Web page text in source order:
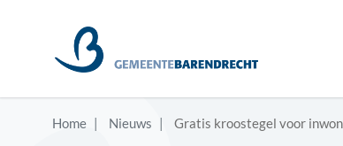
Home Nieuws Gratis kroostegel voor